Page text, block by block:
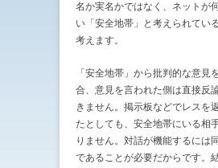
名か実名かではなく、ネットが
い「安全地帯」と考えられてい
考えます。
「安全地帯」から批判的な意見
合、意見を言われた側は直接反
きません。掲示板などでレスを
たとしても、安全地帯にいる相
りません。対話が機能するには
であることが必要だからです。